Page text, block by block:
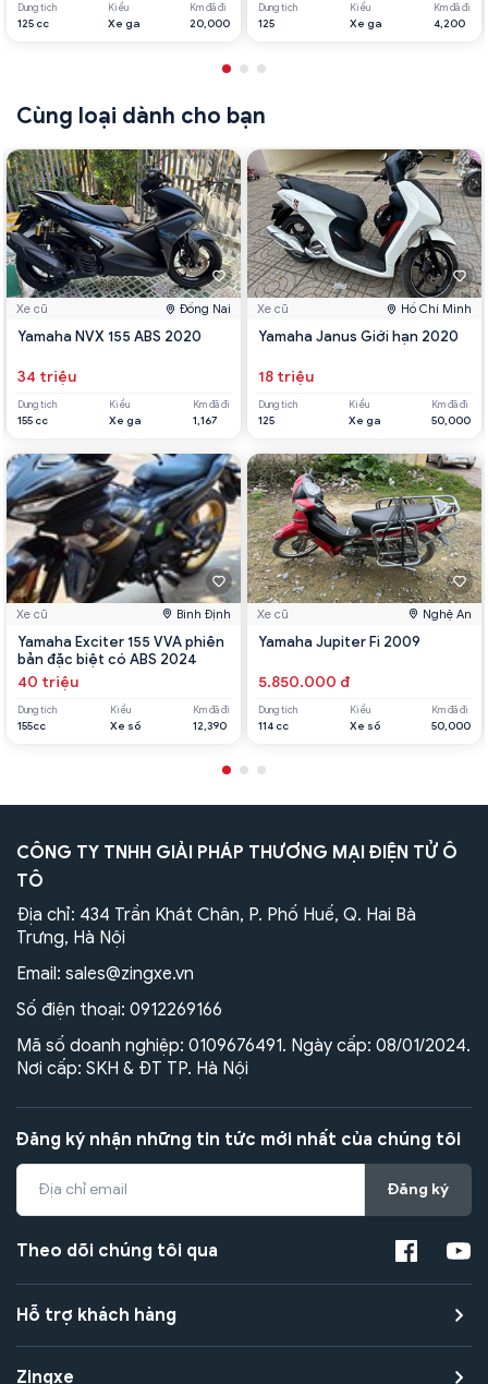
Dung tích
125 cc
Kiểu
Xe ga
Km đã đi
20,000
Dung tích
125
Kiểu
Xe ga
Km đã đi
4,200
Cùng loại dành cho bạn
Xe cũ Đồng Nai
Yamaha NVX 155 ABS 2020
34 triệu
Dung tích
155 cc
Kiểu
Xe ga
Km đã đi
1,167
Xe cũ Bình Định
Yamaha Exciter 155 VVA phiên
bản đặc biệt có ABS 2024
40 triệu
Dung tích
155cc
Kiểu
Xe số
Km đã đi
12,390
Xe cũ Hồ Chí Minh
Yamaha Janus Giới hạn 2020
18 triệu
Dung tích
125
Kiểu
Xe ga
Km đã đi
50,000
Xe cũ Nghệ An
Yamaha Jupiter Fi 2009
5.850.000 đ
Dung tích
114 cc
Kiểu
Xe số
Km đã đi
50,000
CÔNG TY TNHH GIẢI PHÁP THƯƠNG MẠI ĐIỆN TỬ Ô
TÔ
Địa chỉ: 434 Trần Khát Chân, P. Phố Huế, Q. Hai Bà
Trưng, Hà Nội
Email: sales@zingxe.vn
Số điện thoại: 0912269166
Mã số doanh nghiệp: 0109676491. Ngày cấp: 08/01/2024.
Nơi cấp: SKH & ĐT TP. Hà Nội
Đăng ký nhận những tin tức mới nhất của chúng tôi
Đăng ký
Theo dõi chúng tôi qua
Hỗ trợ khách hàng
Zingxe